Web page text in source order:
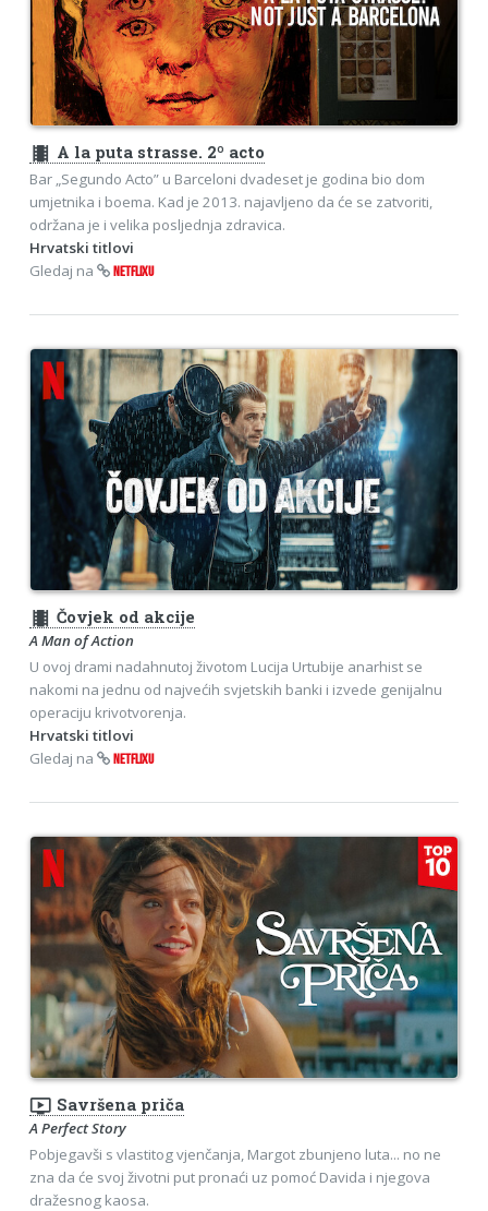
theaters A la puta strasse. 2º acto
Bar „Segundo Acto” u Barceloni dvadeset je godina bio dom
umjetnika i boema. Kad je 2013. najavljeno da će se zatvoriti,
održana je i velika posljednja zdravica.
Hrvatski titlovi
Gledaj na
NETFLIXU
theaters Čovjek od akcije
A Man of Action
U ovoj drami nadahnutoj životom Lucija Urtubije anarhist se
nakomi na jednu od najvećih svjetskih banki i izvede genijalnu
operaciju krivotvorenja.
Hrvatski titlovi
Gledaj na
NETFLIXU
ondemand_video Savršena priča
A Perfect Story
Pobjegavši s vlastitog vjenčanja, Margot zbunjeno luta... no ne
zna da će svoj životni put pronaći uz pomoć Davida i njegova
dražesnog kaosa.